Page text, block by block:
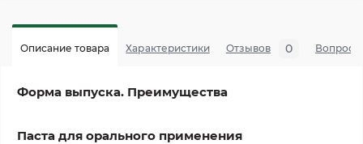
Описание товара Характеристики Отзывов 0 Вопросы
Форма выпуска. Преимущества
Паста для орального применения